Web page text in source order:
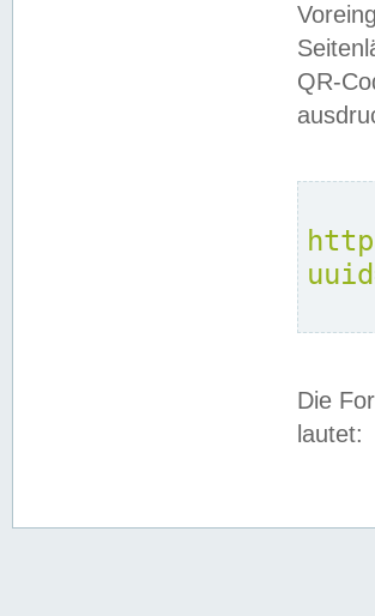
QR-
Die
lautet: